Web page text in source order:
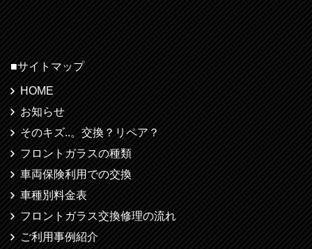
■サイトマップ
HOME
お知らせ
そのキズ..。交換？リペア？
フロントガラスの種類
車両保険利用での交換
車種別料金表
フロントガラス交換修理の流れ
ご利用事例紹介